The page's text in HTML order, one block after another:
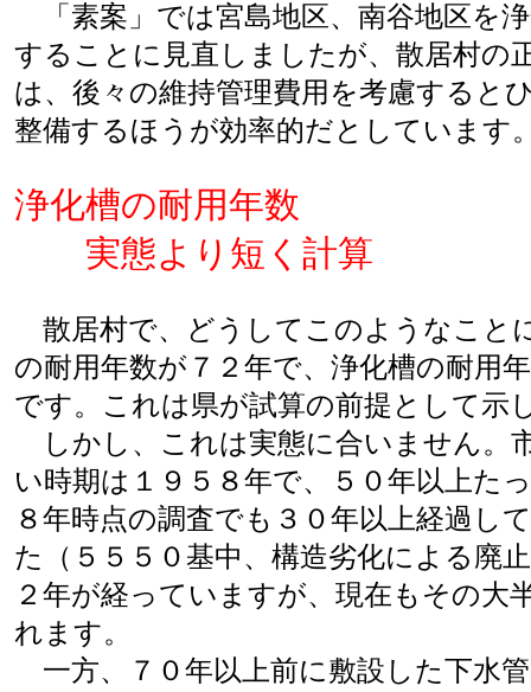
「素案」では宮島地区、南谷地区を
することに見直しましたが、散居村の
は、後々の維持管理費用を考慮すると
整備するほうが効率的だとしています
浄化槽の耐用年数
実態より短く計算
散居村で、どうしてこのようなこと
の耐用年数が７２年で、浄化槽の耐用
です。これは県が試算の前提として示
しかし、これは実態に合いません。
い時期は１９５８年で、５０年以上た
８年時点の調査でも３０年以上経過し
た（５５５０基中、構造劣化による廃
２年が経っていますが、現在もその大
れます。
一方、７０年以上前に敷設した下水